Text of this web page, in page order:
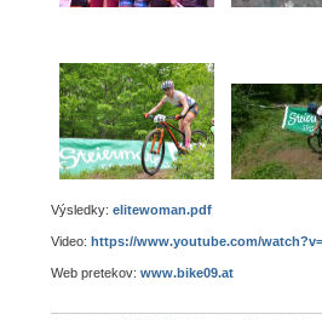
Výsledky: elitewoman.pdf
Video: https://www.youtube.com/
Web pretekov: www.bike09.at